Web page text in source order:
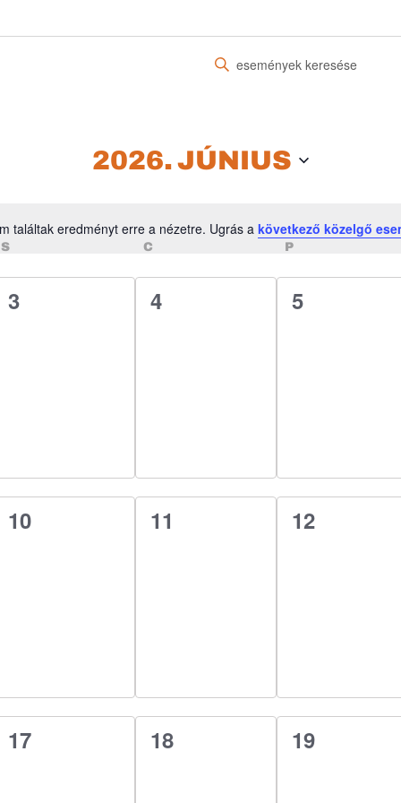
Notice
találtak eredményt erre a nézetre. Ugrás a következő közelgő
Írja
Keresse
meg
-
2026. JÚNIUS
S C P
0
3
0
4
0
5
0
10
0
11
0
12
0
17
0
18
0
19